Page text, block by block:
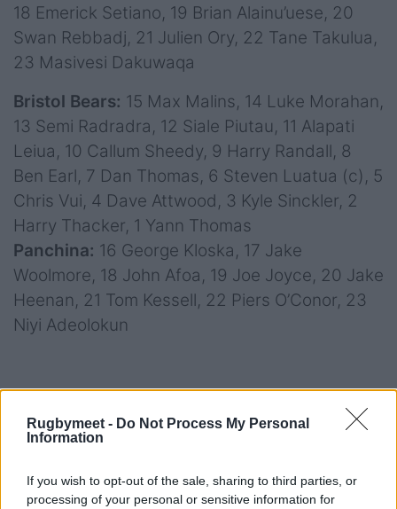
Rugbymeet - Do Not Process My Personal
Information
If you wish to opt-out of the sale, sharing to third parties, or
processing of your personal or sensitive information for
18 Emerick Setiano, 19 Brian Alainu’uese, 20
Swan Rebbadj, 21 Julien Ory, 22 Tane Takulua,
23 Masivesi Dakuwaqa
Bristol Bears: 15 Max Malins, 14 Luke Morahan,
13 Semi Radradra, 12 Siale Piutau, 11 Alapati
Leiua, 10 Callum Sheedy, 9 Harry Randall, 8
Ben Earl, 7 Dan Thomas, 6 Steven Luatua (c), 5
Chris Vui, 4 Dave Attwood, 3 Kyle Sinckler, 2
Harry Thacker, 1 Yann Thomas
Panchina: 16 George Kloska, 17 Jake
Woolmore, 18 John Afoa, 19 Joe Joyce, 20 Jake
Heenan, 21 Tom Kessell, 22 Piers O’Conor, 23
Niyi Adeolokun
Stade Maurice-David, Aix-en-Provence
Kick-off: ore 21:00